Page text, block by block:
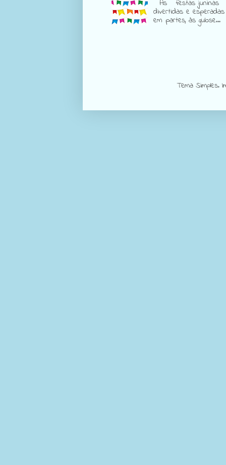
As festas juninas
divertidas e
em partes, às gulose...
Tema Simples.